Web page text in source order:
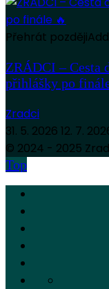
Přehrát později
ZRÁDCI – Cesta
přihlášky po
Zradci
31. 5. 2026 12. 7.
© 2024 - 2025
Top